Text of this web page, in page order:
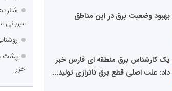
بهبود وضعیت برق در این مناطق
یک کارشناس برق منطقه ای فارس خبر
داد: علت اصلی قطع برق ناترازی تولید...
میزبانی
پشت
خزر